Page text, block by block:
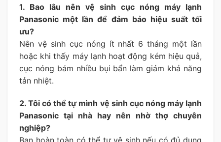
1. Bao lâu nên vệ sinh cục nóng máy lạnh
Panasonic một lần để đảm bảo hiệu suất tối
ưu?
Nên vệ sinh cục nóng ít nhất 6 tháng một lần
hoặc khi thấy máy lạnh hoạt động kém hiệu quả,
cục nóng bám nhiều bụi bẩn làm giảm khả năng
tản nhiệt.
2. Tôi có thể tự mình vệ sinh cục nóng máy lạnh
Panasonic tại nhà hay nên nhờ thợ chuyên
nghiệp?